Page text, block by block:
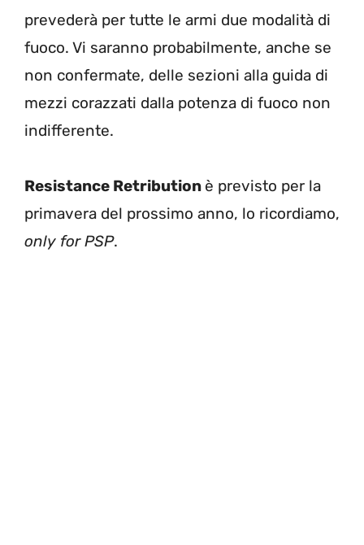
prevederà per tutte le armi due modalità di
fuoco. Vi saranno probabilmente, anche se
non confermate, delle sezioni alla guida di
mezzi corazzati dalla potenza di fuoco non
indifferente.
Resistance Retribution è previsto per la
primavera del prossimo anno, lo ricordiamo,
only for PSP.